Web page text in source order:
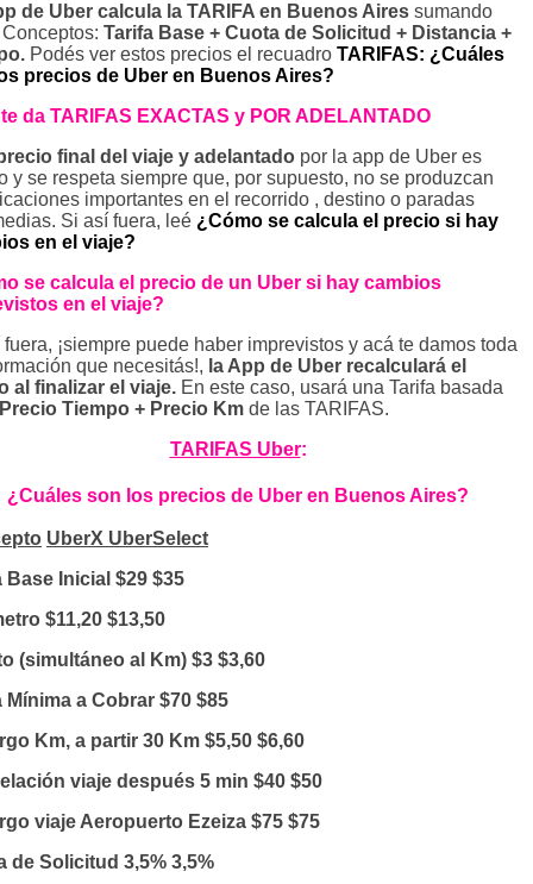
de Uber calcula la TARIFA en Buenos Aires sumando
Tarifa Base + Cuota de Solicitud + Distancia +
Podés ver estos precios el recuadro TARIFAS: ¿Cuáles
precios de Uber en Buenos Aires?
da TARIFAS EXACTAS y POR ADELANTADO
final del viaje y adelantado por la app de Uber es
y se respeta siempre que, por supuesto, no se produzcan
importantes en el recorrido , destino o paradas
Si así fuera, leé ¿Cómo se calcula el precio si hay
en el viaje?
se calcula el precio de un Uber si hay cambios
en el viaje?
¡siempre puede haber imprevistos y acá te damos toda
que necesitás!, la App de Uber recalculará el
al finalizar el viaje. En este caso, usará una Tarifa basada
Tiempo + Precio Km de las TARIFAS.
TARIFAS Uber:
¿Cuáles son los precios de Uber en Buenos Aires?
UberX UberSelect
Base Inicial $29 $35
$11,20 $13,50
(simultáneo al Km) $3 $3,60
Mínima a Cobrar $70 $85
Km, a partir 30 Km $5,50 $6,60
viaje después 5 min $40 $50
viaje Aeropuerto Ezeiza $75 $75
de Solicitud 3,5% 3,5%